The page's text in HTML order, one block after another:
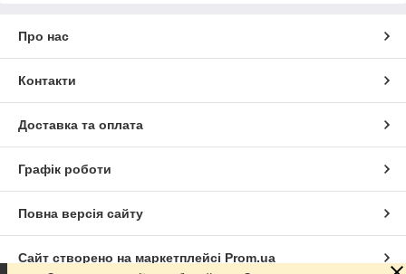
Про нас
Контакти
Доставка та оплата
Графік роботи
Повна версія сайту
Сайт створено на маркетплейсі Prom.ua